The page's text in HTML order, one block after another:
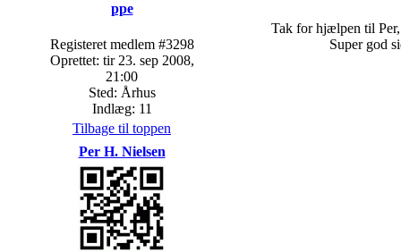
ppe
Registeret medlem #3298
Oprettet: tir 23. sep 2008,
21:00
Sted: Århus
Indlæg: 11
Tak for hjælpen til
Super god
Tilbage til toppen
Per H. Nielsen